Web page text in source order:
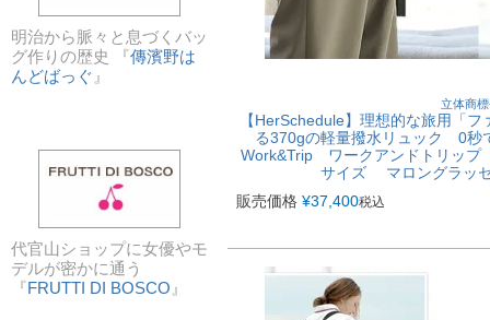
明治から脈々と息づくバッ
グ作りの歴史 『傳濱野は
んどばっぐ 』
代官山ショップに女優やモ
デルが密かに通う
『FRUTTI DI BOSCO 』
立体商
【HerSchedule】理想的な旅用「
る370gの軽量撥水リュック 0
Work&Trip ワークアンドトリッ
サイズ マロングラッ
販売価格 ¥37,400税込